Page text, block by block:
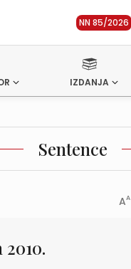
NN 85/2026
IZDANJA
Sentence
AA